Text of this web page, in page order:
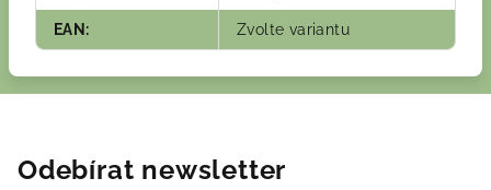
EAN : Zvolte variantu
Odebírat newsletter